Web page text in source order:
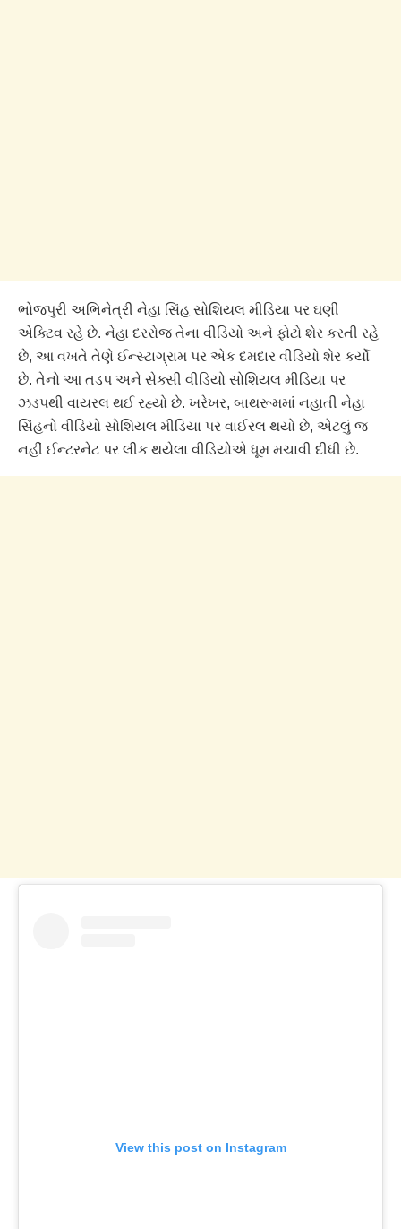
ભોજપુરી અભિનેત્રી નેહા સિંહ સોશિયલ મીડિયા પર ઘણી
એક્ટિવ રહે છે. નેહા દરરોજ તેના વીડિયો અને ફોટો શેર કરતી રહે
છે, આ વખતે તેણે ઈન્સ્ટાગ્રામ પર એક દમદાર વીડિયો શેર કર્યો
છે. તેનો આ તડપ અને સેક્સી વીડિયો સોશિયલ મીડિયા પર
ઝડપથી વાયરલ થઈ રહ્યો છે. ખરેખર, બાથરૂમમાં નહાતી નેહા
સિંહનો વીડિયો સોશિયલ મીડિયા પર વાઈરલ થયો છે, એટલું જ
નહીં ઈન્ટરનેટ પર લીક થયેલા વીડિયોએ ધૂમ મચાવી દીધી છે.
View this post on Instagram